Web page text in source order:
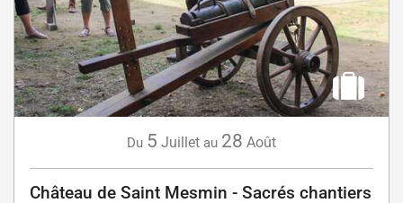
Du 5 Juillet au 28 Août
Château de Saint Mesmin - Sacrés chantiers